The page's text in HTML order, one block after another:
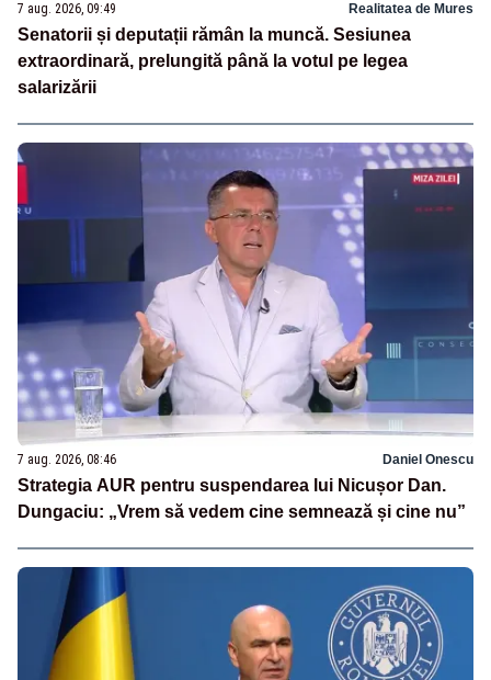
7 aug. 2026, 09:49 Realitatea de Mures
Senatorii și deputații rămân la muncă. Sesiunea
extraordinară, prelungită până la votul pe legea
salarizării
7 aug. 2026, 08:46 Daniel Onescu
Strategia AUR pentru suspendarea lui Nicușor Dan.
Dungaciu: „Vrem să vedem cine semnează și cine nu”